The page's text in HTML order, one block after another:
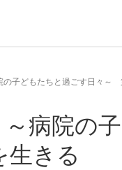
の子どもたちと過ごす日々
病院の
きる